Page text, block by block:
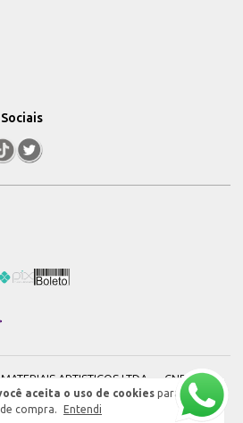
aceita o uso de cookies para
compra.
Entendi
ARTISTICOS LTDA — CNPJ:
Todos os direitos reservados.